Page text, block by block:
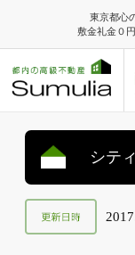
東京都心
敷金礼金０
シテ